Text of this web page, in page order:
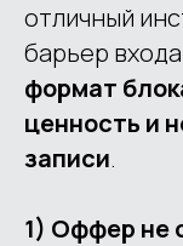
отличный
барьер
формат
ценность и
записи.
1) Оффер не